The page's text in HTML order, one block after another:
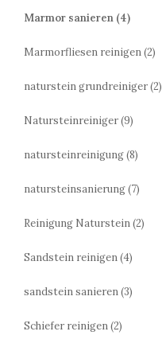
Marmor sanieren (4)
Marmorfliesen reinigen(2)
naturstein grundreiniger(2)
Natursteinreiniger(9)
natursteinreinigung(8)
natursteinsanierung(7)
Reinigung Naturstein(2)
Sandstein reinigen(4)
sandstein sanieren(3)
Schiefer reinigen(2)